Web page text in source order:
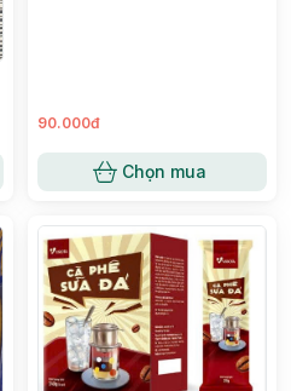
90.000đ
Chọn mua